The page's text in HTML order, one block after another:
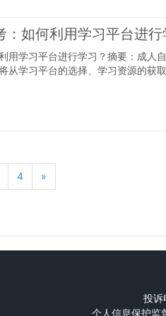
：如何利用学习平台进行
用学习平台进行学习？摘要：成人
从学习平台的选择、学习资源的获
4 »
投
个人信息保护监